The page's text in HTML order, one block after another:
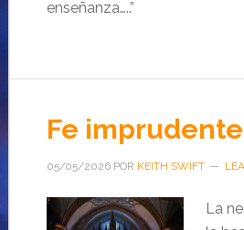
enseñanza…..”
Fe imprudente
05/05/2026POR KEITH SWIFT
La